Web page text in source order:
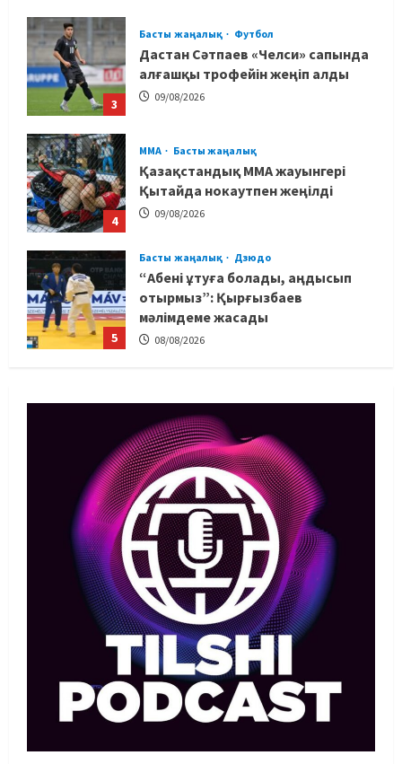
3
Басты жаңалық Футбол
Дастан Сәтпаев «Челси» сапында
алғашқы трофейін жеңіп алды
09/08/2026
4
MMA Басты жаңалық
Қазақстандық MMA жауынгері
Қытайда нокаутпен жеңілді
09/08/2026
5
Басты жаңалық Дзюдо
“Абені ұтуға болады, аңдысып
отырмыз”: Қырғызбаев
мәлімдеме жасады
08/08/2026
1
Елдос пен Такеока: Алматы
татамиінде әлем чемпиондары
09/08/2026
2
Басты жаңалық Футбол
Лионель Мессидің әкесі қайтыс
болды
09/08/2026
3
Басты жаңалық Футбол
Дастан Сәтпаев «Челси» сапында
алғашқы трофейін жеңіп алды
09/08/2026
Қазақстандық MMA жауынгері